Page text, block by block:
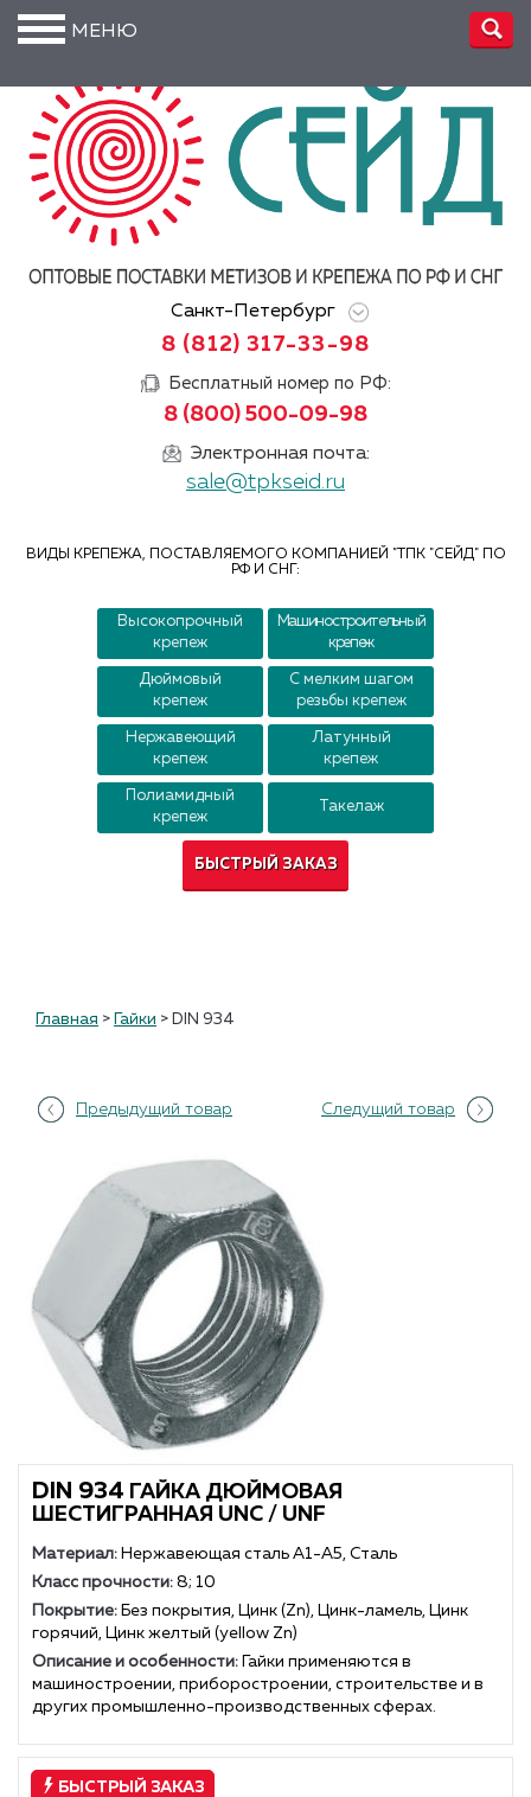
Санкт-Петербург
8 (812) 317-33-98
Бесплатный номер по РФ:
8 (800) 500-09-98
Электронная почта:
sale@tpkseid.ru
ВИДЫ КРЕПЕЖА, ПОСТАВЛЯЕМОГО КОМПАНИЕЙ "ТПК "СЕЙД" ПО
РФ И СНГ:
Высокопрочный
крепеж
Машиностроительный
крепеж
Дюймовый
крепеж
С мелким шагом
резьбы крепеж
Нержавеющий
крепеж
Латунный
крепеж
Полиамидный
крепеж
Такелаж
БЫСТРЫЙ ЗАКАЗ
МЕНЮ
О
компании
Производство
Доставка
Услуги
Контакты
Главная > Гайки > DIN 934
Предыдущий товар Следущий товар
DIN 934 ГАЙКА ДЮЙМОВАЯ
ШЕСТИГРАННАЯ UNC / UNF
Материал: Нержавеющая сталь А1-А5, Сталь
Класс прочности: 8; 10
Покрытие: Без покрытия, Цинк (Zn), Цинк-ламель, Цинк
горячий, Цинк желтый (yellow Zn)
Описание и особенности:
Гайки применяются в
машиностроении, приборостроении, строительстве и в
других промышленно-производственных сферах.
БЫСТРЫЙ ЗАКАЗ